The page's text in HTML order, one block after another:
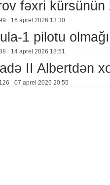
fəxri kürsünün
16 aprel 2026 13:30
1 pilotu
14 aprel 2026 18:51
II Albertdən
07 aprel 2026 20:55